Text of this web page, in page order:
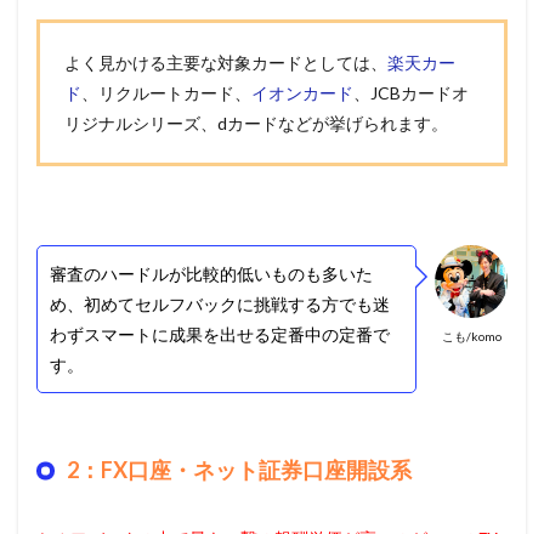
よく見かける主要な対象カードとしては、 楽天カー
ド
、リクルートカード、 イオンカード
、JCBカードオ
リジナルシリーズ、dカードなどが挙げられます。
こも/komo
審査のハードルが比較的低いものも多いた
め、初めてセルフバックに挑戦する方でも迷
わずスマートに成果を出せる定番中の定番で
す。
2：FX口座・ネット証券口座開設系